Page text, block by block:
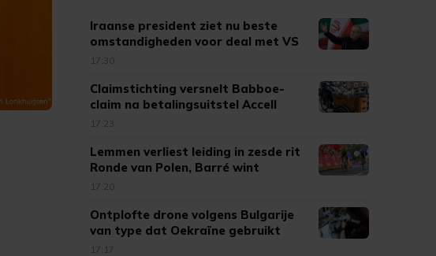
Iraanse president ziet nu beste
omstandigheden voor deal met VS
17:30
Claimstichting versnelt Babboe-
claim na betalingsuitstel Accell
17:23
Lemmen verliest leiding in zesde rit
Ronde van Polen, Barré wint
17:20
Ontplofte drone volgens Bulgarije
van type dat Oekraïne gebruikt
17:17